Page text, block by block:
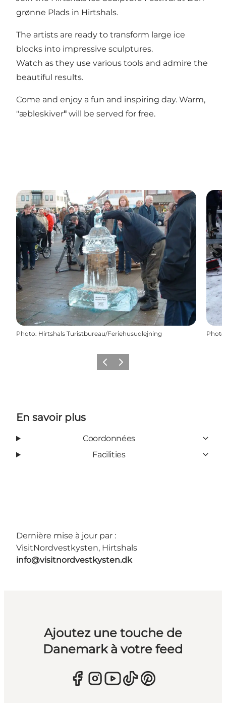
grønne Plads in Hirtshals.
The artists are ready to transform large ice
blocks into impressive sculptures.
Watch as they use various tools and admire the
beautiful results.
Come and enjoy a fun and inspiring day. Warm,
"æbleskiver" will be served for free.
Photo: Hirtshals Turistbureau/Feriehusudlejning Photo
PrécédentSuivant
En savoir plus
Coordonnées
Facilities
Dernière mise à jour par :
VisitNordvestkysten, Hirtshals
info@visitnordvestkysten.dk
Ajoutez une touche de
Danemark à votre feed